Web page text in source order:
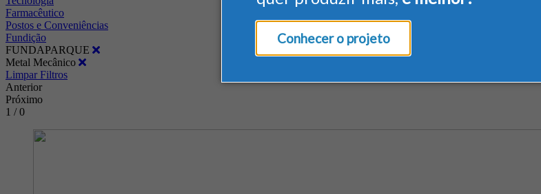
Conhecer o projeto
Farmacêutico
Postos e Conveniências
Fundição
FUNDAPARQUE
Metal Mecânico
Limpar Filtros
Anterior
Próximo
1 / 0